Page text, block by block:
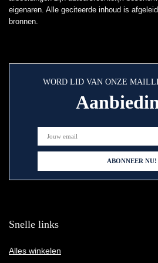
eigenaren. Alle geciteerde inhoud is
bronnen.
WORD LID VAN ONZE
Snelle links
Alles winkelen